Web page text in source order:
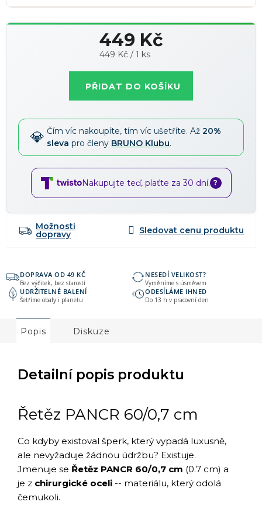
449 Kč
Měrná
449 Kč / 1 ks
PŘIDAT DO KOŠÍKU
Čím víc nakoupíte, tím víc ušetříte. Až 20%
sleva pro členy BRUNO Klubu.
Nakupujte teď, plaťte za 30 dní. ?
Možnosti
dopravy
DOPRAVA OD 49 KČ
Bez výčitek, bez starostí
NESEDÍ VELIKOST?
Vyměníme s úsměvem
UDRŽITELNÉ BALENÍ
Šetříme obaly i planetu
ODESÍLÁME IHNED
Do 13 h v pracovní den
Popis Diskuze
Detailní popis produktu
Řetěz PANCR 60/0,7 cm
Co kdyby existoval šperk, který vypadá luxusně,
ale nevyžaduje žádnou údržbu? Existuje.
Jmenuje se Řetěz PANCR 60/0,7 cm (0.7 cm) a
je z chirurgické oceli -- materiálu, který odolá
čemukoli.